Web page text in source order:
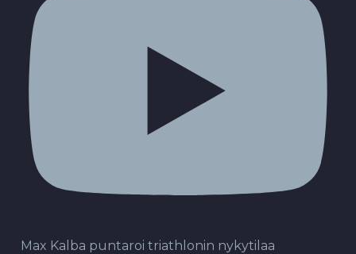
Max Kalba puntaroi triathlonin nykytilaa